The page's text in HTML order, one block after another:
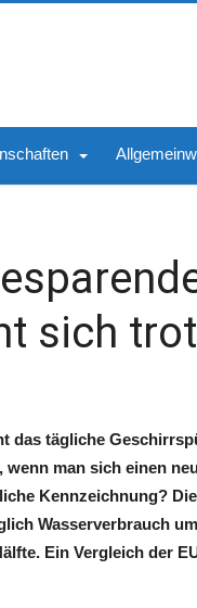
sich
das tägliche
man sich einen
Kennzeichnung?
Wasserverbrauch
Ein Vergleich der